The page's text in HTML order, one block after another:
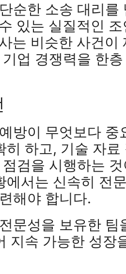
순한 소송 대리를
있는 실질적인 조
는 비슷한 사건이
업 경쟁력을 한층
방이 무엇보다 중
히 하고, 기술 자료
검을 시행하는 것
에서는 신속히 전
해야 합니다.
문성을 보유한 팀
지속 가능한 성장